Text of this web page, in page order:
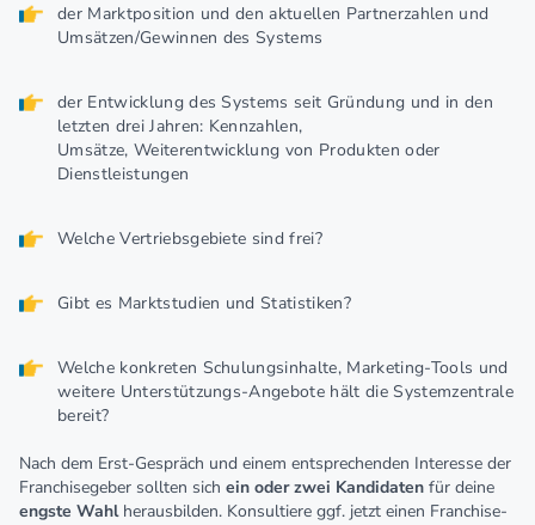
der Marktposition und den aktuellen Partnerzahlen und
Umsätzen/Gewinnen des Systems
der Entwicklung des Systems seit Gründung und in den
letzten drei Jahren: Kennzahlen,
Umsätze, Weiterentwicklung von Produkten oder
Dienstleistungen
Welche Vertriebsgebiete sind frei?
Gibt es Marktstudien und Statistiken?
Welche konkreten Schulungsinhalte, Marketing-Tools und
weitere Unterstützungs-Angebote hält die Systemzentrale
bereit?
Nach dem Erst-Gespräch und einem entsprechenden Interesse der
Franchisegeber sollten sich ein oder zwei Kandidaten für deine
engste Wahlherausbilden. Konsultiere ggf. jetzt einen Franchise-